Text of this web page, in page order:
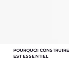
POURQUOI
EST ESSENTIEL